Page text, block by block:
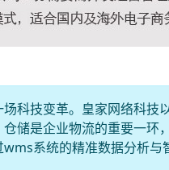
科技变革。皇家网络科
储是企业物流的重要一
系统的精准数据分析与